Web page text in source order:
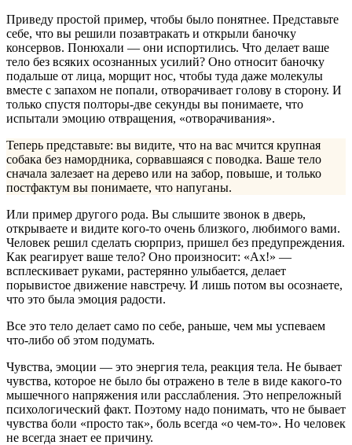
Приведу простой пример, чтобы было понятнее. Представьте
себе, что вы решили позавтракать и открыли баночку
консервов. Понюхали — они испортились. Что делает ваше
тело без всяких осознанных усилий? Оно относит баночку
подальше от лица, морщит нос, чтобы туда даже молекулы
вместе с запахом не попали, отворачивает голову в сторону. И
только спустя полторы-две секунды вы понимаете, что
испытали эмоцию отвращения, «отворачивания».
Теперь представьте: вы видите, что на вас мчится крупная
собака без намордника, сорвавшаяся с поводка. Ваше тело
сначала залезает на дерево или на забор, повыше, и только
постфактум вы понимаете, что напуганы.
Или пример другого рода. Вы слышите звонок в дверь,
открываете и видите кого-то очень близкого, любимого вами.
Человек решил сделать сюрприз, пришел без предупреждения.
Как реагирует ваше тело? Оно произносит: «Ах!» —
всплескивает руками, растерянно улыбается, делает
порывистое движение навстречу. И лишь потом вы осознаете,
что это была эмоция радости.
Все это тело делает само по себе, раньше, чем мы успеваем
что-либо об этом подумать.
Чувства, эмоции — это энергия тела, реакция тела. Не бывает
чувства, которое не было бы отражено в теле в виде какого-то
мышечного напряжения или расслабления. Это непреложный
психологический факт. Поэтому надо понимать, что не бывает
чувства боли «просто так», боль всегда «о чем-то». Но человек
не всегда знает ее причину.